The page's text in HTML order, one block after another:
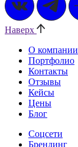
Наверх
О компании
Портфолио
Контакты
Отзывы
Кейсы
Цены
Блог
Соцсети
Брендинг